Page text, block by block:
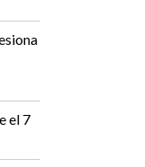
el 7